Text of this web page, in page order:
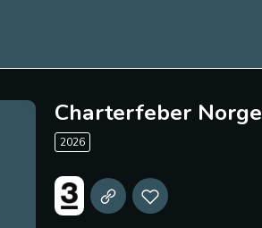
Charterfeber Norge
2026